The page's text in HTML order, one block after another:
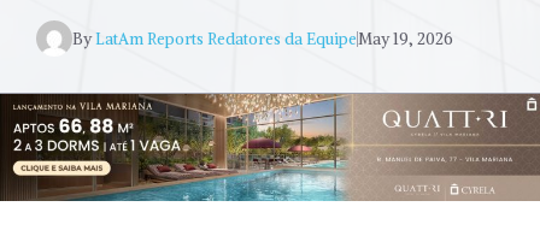
ByLatAm Reports Redatores da EquipeMay 19, 2026